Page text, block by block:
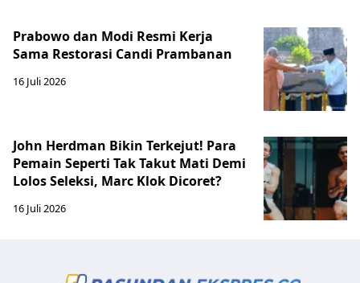
Prabowo dan Modi Resmi Kerja
Sama Restorasi Candi Prambanan
16 Juli 2026
John Herdman Bikin Terkejut! Para
Pemain Seperti Tak Takut Mati Demi
Lolos Seleksi, Marc Klok Dicoret?
16 Juli 2026